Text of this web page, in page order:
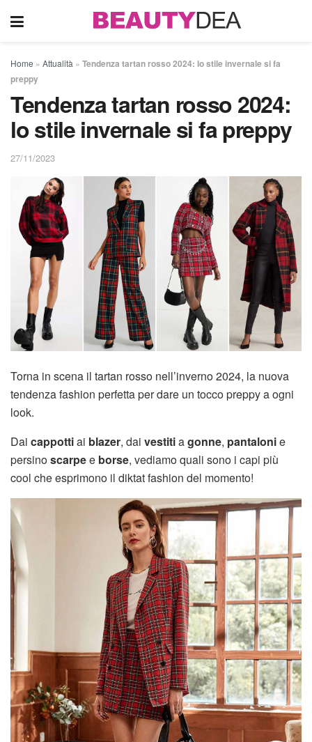
Home » Attualità » Tendenza tartan rosso 2024: lo stile invernale si fa
preppy
Tendenza tartan rosso 2024:
lo stile invernale si fa preppy
27/11/2023
Torna in scena il tartan rosso nell’inverno 2024, la nuova
tendenza fashion perfetta per dare un tocco preppy a ogni
look.
Dai cappottiai blazer, dai vestitiagonne, pantalonie
persinoscarpee borse, vediamo quali sono i capi più
cool che esprimono il diktat fashion del momento!